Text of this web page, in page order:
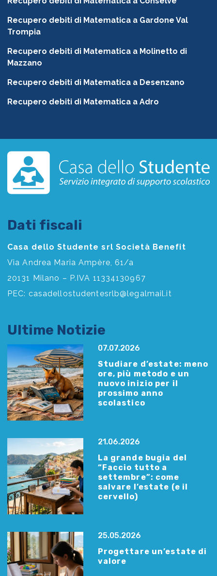
Recupero debiti di Matematica a Gardone Val
Trompia
Recupero debiti di Matematica a Molinetto di
Mazzano
Recupero debiti di Matematica a Desenzano
Recupero debiti di Matematica a Adro
Dati fiscali
Casa dello Studente srl Società Benefit
Via Andrea Maria Ampère, 61/a
20131 Milano – P.IVA 11334130967
PEC: casadellostudentesrlb@legalmail.it
Ultime Notizie
07.07.2026
Studiare d’estate: meno
ore, più metodo e un
nuovo inizio per il
prossimo anno
scolastico
21.06.2026
La grande bugia del
“Faccio tutto a
settembre”: come
salvare l’estate (e il
cervello)
25.05.2026
Progettare un’estate di
valore